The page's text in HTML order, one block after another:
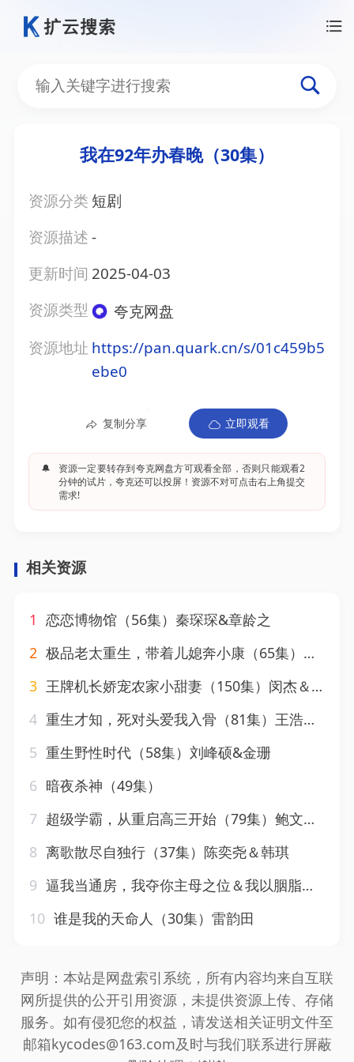
我在92年办春晚（30集）
资源分类 短剧
资源描述-
更新时间 2025-04-03
资源类型
夸克网盘
资源地址 https://pan.quark.cn/s/01c459b5
ebe0
复制分享 立即观看
🔔
资源一定要转存到夸克网盘方可观看全部，否则只能观看2
分钟的试片，夸克还可以投屏！资源不对可点击右上角提交
需求!
相关资源
1 恋恋博物馆（56集）秦琛琛&章龄之
2 极品老太重生，带着儿媳奔小康（65集）刘月涛&白晶晶
3 王牌机长娇宠农家小甜妻（150集）闵杰＆崔晓萱
4 重生才知，死对头爱我入骨（81集）王浩翔＆马乐婕
5 重生野性时代（58集）刘峰硕&金珊
6 暗夜杀神（49集）
7 超级学霸，从重启高三开始（79集）鲍文浩＆王倩
8 离歌散尽自独行（37集）陈奕尧＆韩琪
9 逼我当通房，我夺你主母之位＆我以胭脂覆山河（79集）常丹丹
10 谁是我的天命人（30集）雷韵田
声明：本站是网盘索引系统，所有内容均来自互联
网所提供的公开引用资源，未提供资源上传、存储
服务。如有侵犯您的权益，请发送相关证明文件至
邮箱kycodes@163.com及时与我们联系进行屏蔽